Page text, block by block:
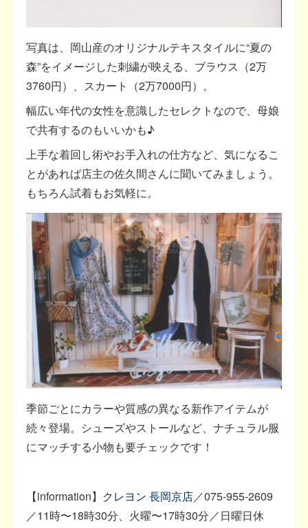
写真は、岡山産のオリジナルテキスタイルに“夏の
森”をイメージした刺繍が映える、ブラウス（2万
3760円）、スカート（2万7000円）。
幅広い年代の女性を意識したセレクトなので、母娘
で共有するのもいいかも♪
上手な着回し術やお手入れの仕方など、気になるこ
とがあれば店主の佐久間さんに聞いてみましょう。
もちろん試着もお気軽に。
季節ごとにカラーや質感の異なる新作アイテムが
続々登場。シューズやストールなど、ナチュラル服
にマッチする小物も要チェックです！
【information】 クレヨン 長岡京店／075-955-2609
／11時〜18時30分、火曜〜17時30分／日曜日休